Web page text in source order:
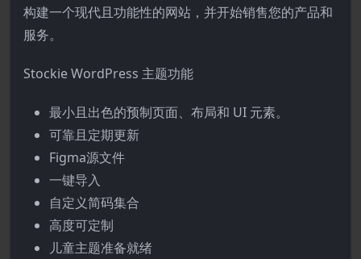
构建一个现代且功能性的网站，并开始销售您的产品和
服务。
Stockie WordPress 主题功能
最小且出色的预制页面、布局和 UI 元素。
可靠且定期更新
Figma源文件
一键导入
自定义简码集合
高度可定制
儿童主题准备就绪